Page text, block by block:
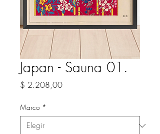
Japan - Sauna 01.
$ 2.208,00Precio
Marco *